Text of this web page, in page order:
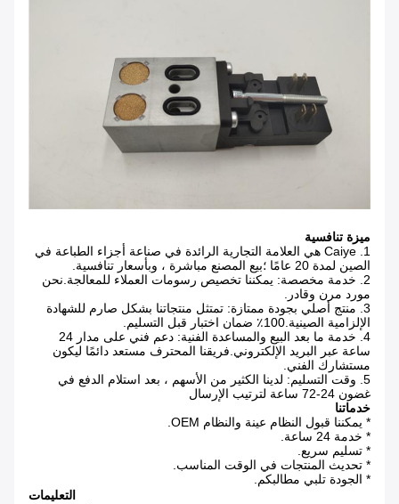
ميزة تنافسية
1. Caiye هي العلامة التجارية الرائدة في صناعة أجزاء الطباعة في
الصين لمدة 20 عامًا ؛بيع المصنع مباشرة ، وبأسعار تنافسية.
2. خدمة مخصصة: يمكننا تخصيص رسومات العملاء للمعالجة.نحن
مورد مرن وقادر.
3. منتج أصلي بجودة ممتازة: تمتثل منتجاتنا بشكل صارم للشهادة
الإلزامية الصينية.100٪ ضمان اختبار قبل التسليم.
4. خدمة ما بعد البيع والمساعدة الفنية: دعم فني على مدار 24
ساعة عبر البريد الإلكتروني.فريقنا المحترف مستعد دائمًا ليكون
مستشارك الفني.
5. وقت التسليم: لدينا الكثير من الأسهم ، بعد استلام الدفع في
غضون 24-72 ساعة لترتيب الإرسال
خدماتنا
* يمكننا قبول النظام عينة والنظام OEM.
* خدمة 24 ساعة.
* تسليم سريع.
* تحديث المنتجات في الوقت المناسب.
* الجودة تلبي مطالبكم.
التعليمات